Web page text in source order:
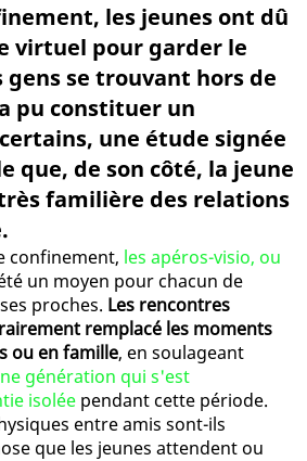
les jeunes ont dû
virtuel pour garder le
gens se trouvant hors de
pu constituer un
une étude signée
que, de son côté, la jeune
familière des relations
confinement, les apéros-visio, ou
un moyen pour chacun de
proches. Les rencontres
remplacé les moments
ou en famille, en soulageant
génération qui s'est
isolée pendant cette période.
entre amis sont-ils
que les jeunes attendent ou